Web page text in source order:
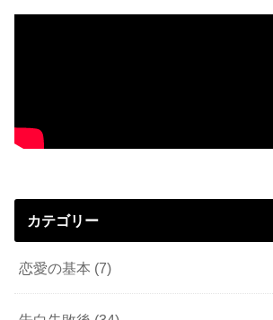
カテゴリー
恋愛の基本 (7)